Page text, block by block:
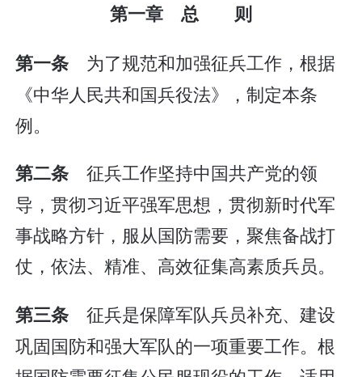
第一章 总 则
第一条 为了规范和加强征兵工作，根据
《中华人民共和国兵役法》，制定本条
例。
第二条 征兵工作坚持中国共产党的领
导，贯彻习近平强军思想，贯彻新时代军
事战略方针，服从国防需要，聚焦备战打
仗，依法、精准、高效征集高素质兵员。
第三条 征兵是保障军队兵员补充、建设
巩固国防和强大军队的一项重要工作。根